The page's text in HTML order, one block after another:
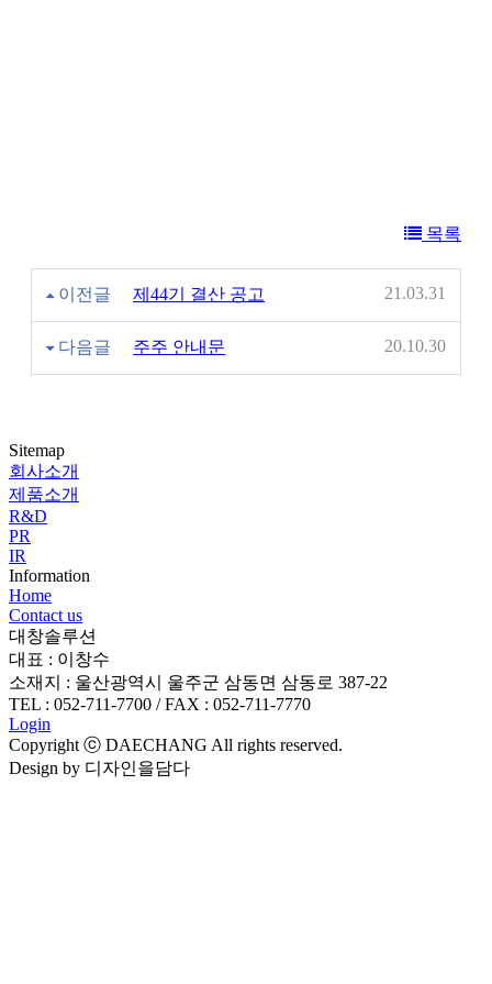
목록
이전글 제44기 결산 공고 21.03.31
다음글 주주 안내문 20.10.30
Sitemap
회사소개
제품소개
R&D
PR
IR
Information
Home
Contact us
대창솔루션
대표 : 이창수
소재지 : 울산광역시 울주군 삼동면 삼동로 387-22
TEL : 052-711-7700 / FAX : 052-711-7770
Login
Copyright ⓒ DAECHANG All rights reserved.
Design by 디자인을담다